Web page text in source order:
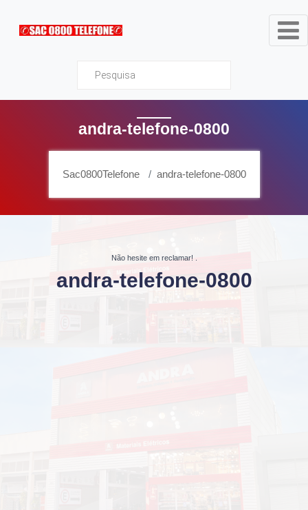
Sac0800Telefone
andra-telefone-0800
Sac0800Telefone andra-telefone-0800
Não hesite em reclamar!
andra-telefone-0800